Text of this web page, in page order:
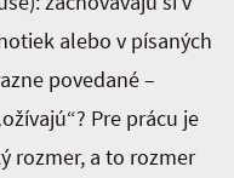
alebo v písaných
povedané –
Pre prácu je
rozmer, a to rozmer